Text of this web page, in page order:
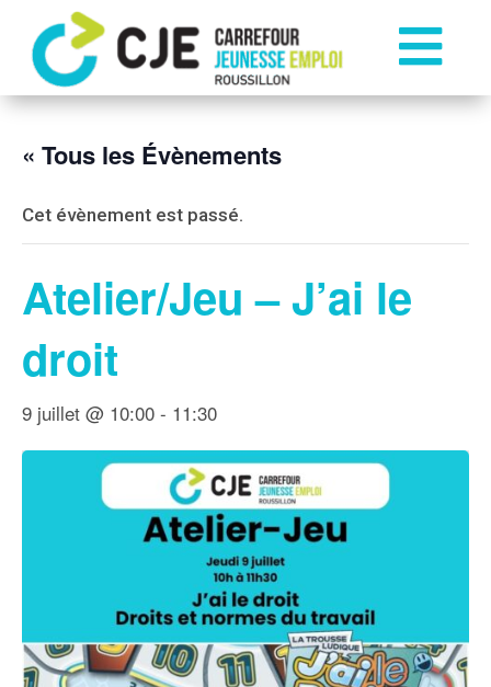

« Tous les Évènements
Cet évènement est passé.
Atelier/Jeu – J’ai le
droit
9 juillet @ 10:00 - 11:30